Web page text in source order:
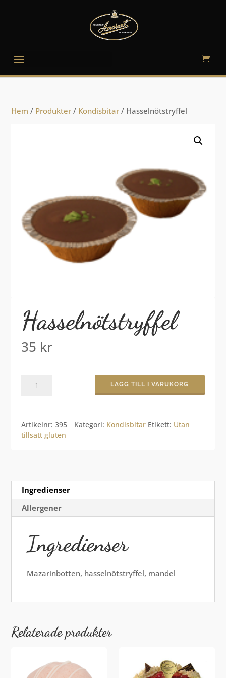
Välj en sida
Hem / Produkter / Kondisbitar / Hasselnötstryffel
Hasselnötstryffel
35 kr
mängd
LÄGG TILL I VARUKORG
Artikelnr:395 Kategori: Kondisbitar Etikett: Utan
tillsatt gluten
Ingredienser
Allergener
Ingredienser
Mazarinbotten, hasselnötstryffel, mandel
Relaterade produkter